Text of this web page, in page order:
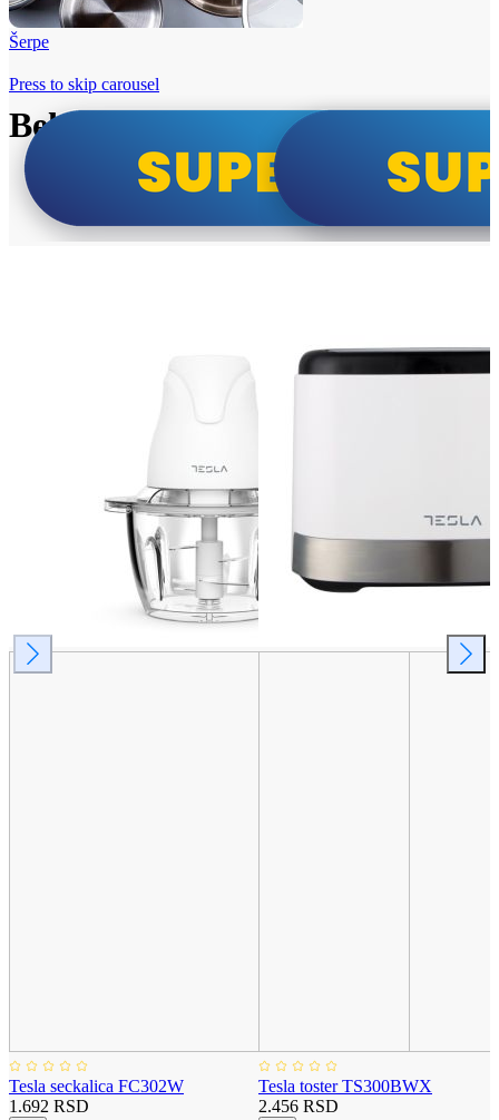
Šerpe
Beko i Tesla super cene
Press to skip carousel
Tesla seckalica FC302W
1.692 RSD
Tesla toster TS300BWX
2.456 RSD